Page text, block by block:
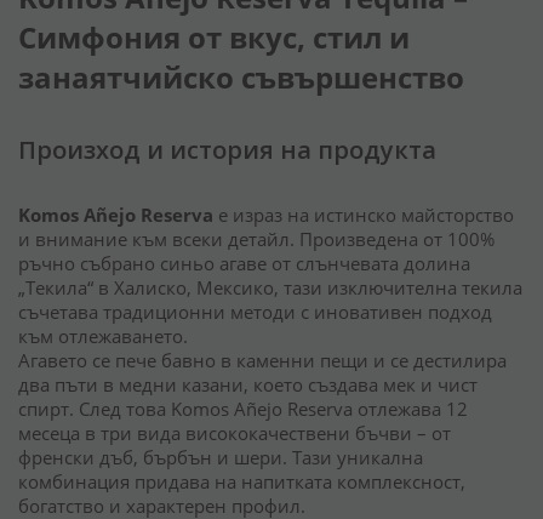
Симфония от вкус, стил и
занаятчийско съвършенство
Произход и история на продукта
Komos Añejo Reserva е израз на истинско майсторство
и внимание към всеки детайл. Произведена от 100%
ръчно събрано синьо агаве от слънчевата долина
„Текила“ в Халиско, Мексико, тази изключителна текила
съчетава традиционни методи с иновативен подход
към отлежаването.
Агавето се пече бавно в каменни пещи и се дестилира
два пъти в медни казани, което създава мек и чист
спирт. След това Komos Añejo Reserva отлежава 12
месеца в три вида висококачествени бъчви – от
френски дъб, бърбън и шери. Тази уникална
комбинация придава на напитката комплексност,
богатство и характерен профил.